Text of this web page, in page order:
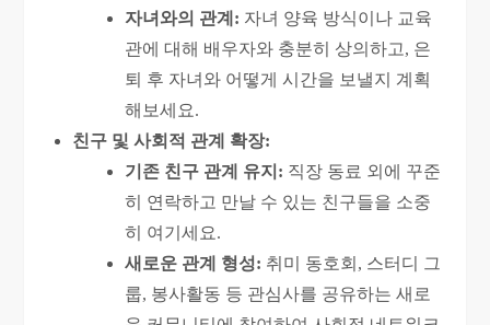
자녀와의 관계: 자녀 양육 방식이나 교육
관에 대해 배우자와 충분히 상의하고, 은
퇴 후 자녀와 어떻게 시간을 보낼지 계획
해보세요.
친구 및 사회적 관계 확장:
기존 친구 관계 유지: 직장 동료 외에 꾸준
히 연락하고 만날 수 있는 친구들을 소중
히 여기세요.
새로운 관계 형성: 취미 동호회, 스터디 그
룹, 봉사활동 등 관심사를 공유하는 새로